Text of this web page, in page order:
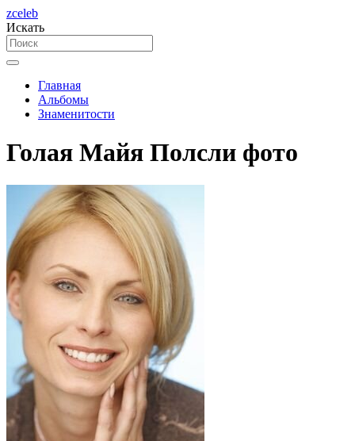
zceleb
Искать
Главная
Альбомы
Знаменитости
Голая Майя Полсли фото